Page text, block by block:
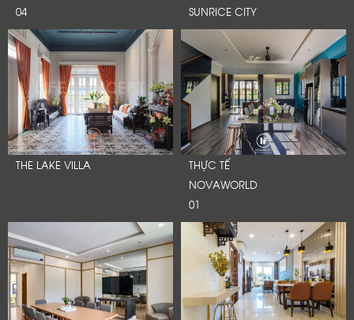
04
SUNRICE CITY
THE LAKE VILLA
THỰC TẾ
NOVAWORLD
01